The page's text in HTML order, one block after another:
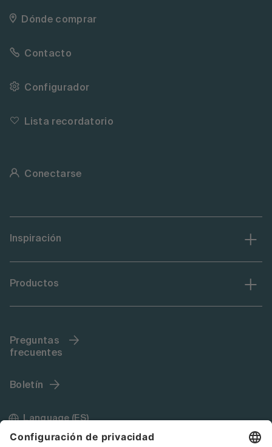
Dónde comprar
Contacto
Configurador
Lista recordatorio
Conectarse
Inspiración
Productos
Preguntas
frecuentes
Boletín
Language (ES)